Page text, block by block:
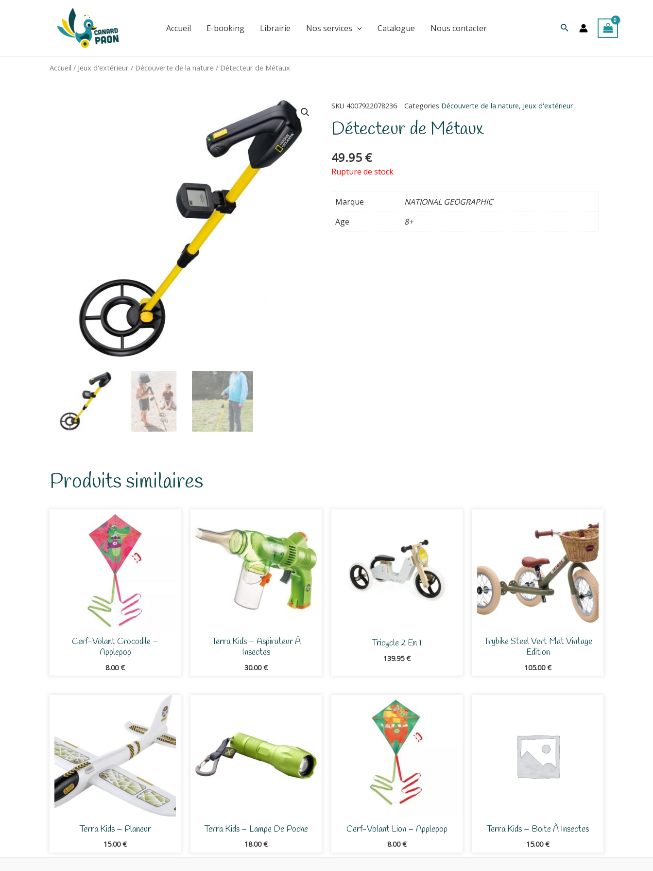
Accueil E-booking Librairie Nos services Catalogue Nous contacter Rechercher
Accueil / Jeux d'extérieur / Découverte de la nature / Détecteur de Métaux
SKU 4007922078236 Categories Découverte de la nature, Jeux d'extérieur
Détecteur de Métaux
49.95 €
Rupture de stock
Marque
NATIONAL GEOGRAPHIC
Age
8+
Produits similaires
Cerf-Volant Crocodile –
Applepop
8.00€
Terra Kids – Aspirateur À
Insectes
30.00€
Tricycle 2 En 1
139.95€
Trybike Steel Vert Mat Vintage
Edition
105.00€
Terra Kids – Planeur
15.00€
Terra Kids – Lampe De Poche
18.00€
Cerf-Volant Lion – Applepop
8.00€
Terra Kids – Boite À Insectes
15.00€